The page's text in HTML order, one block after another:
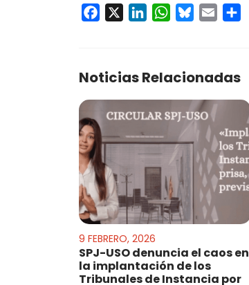
Facebook LinkedInWhatsApp
Bluesky
Email
Noticias Relacionadas
9 FEBRERO, 2026
SPJ-USO denuncia el caos en
la implantación de los
Tribunales de Instancia por